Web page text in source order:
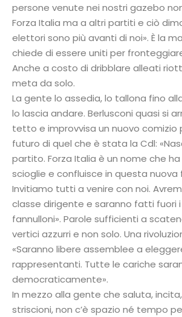
persone venute nei nostri gazebo
Forza Italia ma a altri partiti e ciò
elettori sono più avanti di noi». È la
chiede di essere uniti per
Anche a costo di dribblare alleati
meta da solo.
La gente lo assedia, lo tallona fino
lo lascia andare. Berlusconi quasi si
tetto e improvvisa un nuovo comizio
futuro di quel che è stata la Cdl:
partito. Forza Italia è un nome che
scioglie e confluisce in questa nuova
Invitiamo tutti a venire con noi.
classe dirigente e saranno fatti fuori
fannulloni». Parole sufficienti a
vertici azzurri e non solo. Una
«Saranno libere assemblee a
rappresentanti. Tutte le cariche
democraticamente».
In mezzo alla gente che saluta,
striscioni, non c’è spazio né tempo